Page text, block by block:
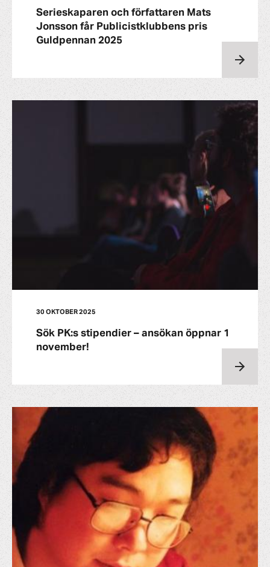
Serieskaparen och författaren Mats
Jonsson får Publicistklubbens pris
Guldpennan 2025
30 OKTOBER 2025
Sök PK:s stipendier – ansökan öppnar 1
november!